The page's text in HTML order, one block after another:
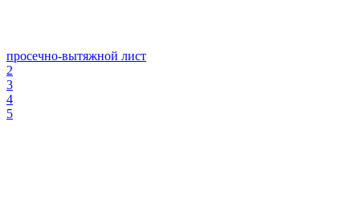
просечно-вытяжной лист
2
3
4
5